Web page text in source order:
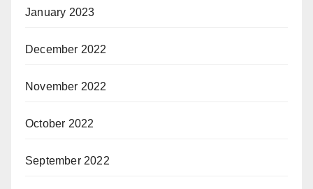
January 2023
December 2022
November 2022
October 2022
September 2022